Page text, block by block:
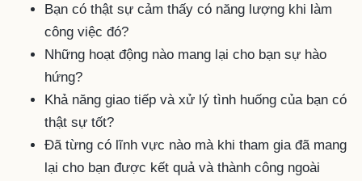
Bạn có thật sự cảm thấy có năng lượng khi làm
công việc đó?
Những hoạt động nào mang lại cho bạn sự hào
hứng?
Khả năng giao tiếp và xử lý tình huống của bạn có
thật sự tốt?
Đã từng có lĩnh vực nào mà khi tham gia đã mang
lại cho bạn được kết quả và thành công ngoài